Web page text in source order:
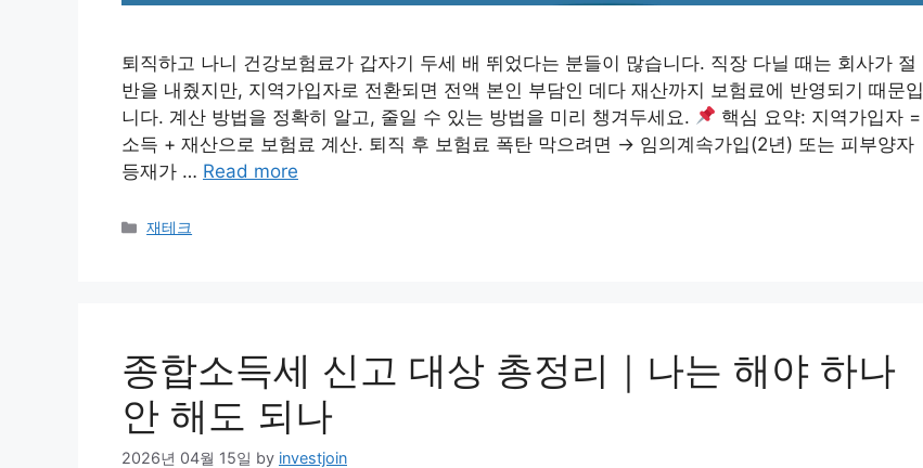
퇴직하고 나니 건강보험료가 갑자기 두세 배 뛰었다는 분들이 많습니다. 직장 다닐 때는 회사가 절
반을 내줬지만, 지역가입자로 전환되면 전액 본인 부담인 데다 재산까지 보험료에 반영되기 때문입
니다. 계산 방법을 정확히 알고, 줄일 수 있는 방법을 미리 챙겨두세요.
핵심 요약: 지역가입자 =
소득 + 재산으로 보험료 계산. 퇴직 후 보험료 폭탄 막으려면 → 임의계속가입(2년) 또는 피부양자
등재가 … Read more
Categories
재테크
종합소득세 신고 대상 총정리｜나는 해야 하나
안 해도 되나
2026년 04월 15일 by investjoin